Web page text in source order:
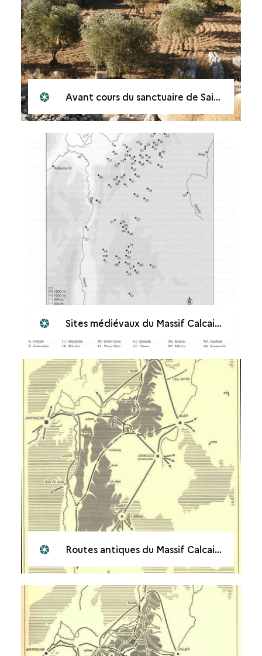
Avant cours du sanctuaire de Saint-Syméon
Sites médiévaux du Massif Calcaire
Routes antiques du Massif Calcaire